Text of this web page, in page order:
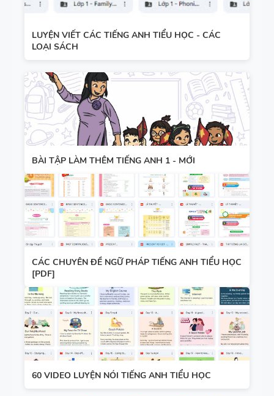
LUYỆN VIẾT CÁC TIẾNG ANH TIỂU HỌC - CÁC
LOẠI SÁCH
BÀI TẬP LÀM THÊM TIẾNG ANH 1 - MỚI
CÁC CHUYÊN ĐỀ NGỮ PHÁP TIẾNG ANH TIỂU HỌC
[PDF]
60 VIDEO LUYỆN NÓI TIẾNG ANH TIỂU HỌC